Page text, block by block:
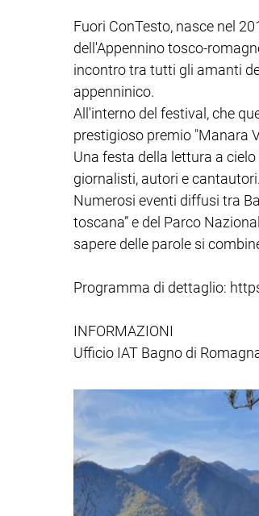
Fuori ConTesto, nasce nel
dell'Appennino tosco-
incontro tra tutti gli amanti
appenninico.
All'interno del festival, che
prestigioso premio "Manara
Una festa della lettura a
giornalisti, autori e cantautori.
Numerosi eventi diffusi tra
toscana” e del Parco
sapere delle parole si
Programma di dettaglio:
INFORMAZIONI
Ufficio IAT Bagno di